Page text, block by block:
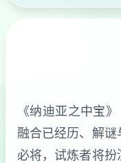
《纳迪亚之中宝
融合已经历、解
必将，试炼者将